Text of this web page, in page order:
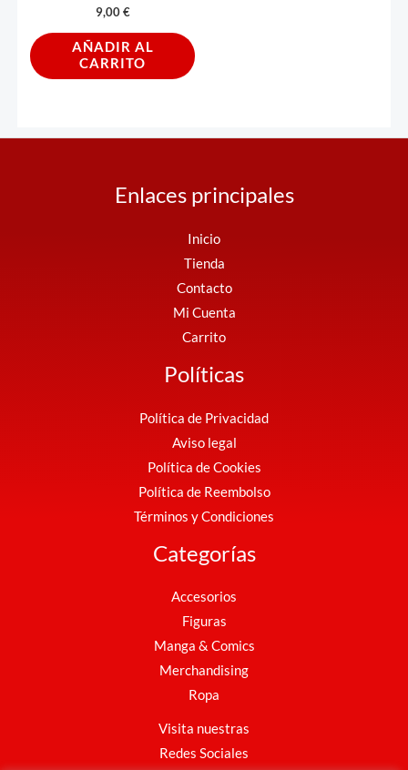
9,00€
AÑADIR AL
CARRITO
Enlaces principales
Inicio
Tienda
Contacto
Mi Cuenta
Carrito
Políticas
Política de Privacidad
Aviso legal
Política de Cookies
Política de Reembolso
Términos y Condiciones
Categorías
Accesorios
Figuras
Manga & Comics
Merchandising
Ropa
Visita nuestras
Redes Sociales